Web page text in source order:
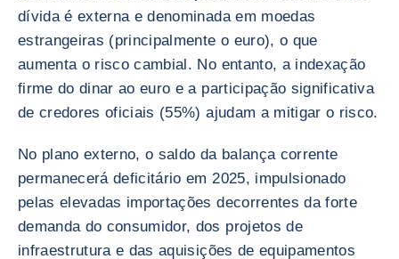
dívida é externa e denominada em moedas
estrangeiras (principalmente o euro), o que
aumenta o risco cambial. No entanto, a indexação
firme do dinar ao euro e a participação significativa
de credores oficiais (55%) ajudam a mitigar o risco.
No plano externo, o saldo da balança corrente
permanecerá deficitário em 2025, impulsionado
pelas elevadas importações decorrentes da forte
demanda do consumidor, dos projetos de
infraestrutura e das aquisições de equipamentos